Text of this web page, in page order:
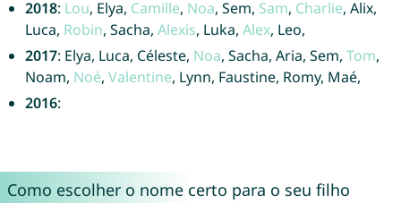
2018: Lou, Elya, Camille, Noa, Sem, Sam, Charlie, Alix,
Luca, Robin, Sacha, Alexis, Luka, Alex, Leo,
2017: Elya, Luca, Céleste, Noa, Sacha, Aria, Sem, Tom,
Noam, Noé, Valentine, Lynn, Faustine, Romy, Maé,
2016:
Como escolher o nome certo para o seu filho